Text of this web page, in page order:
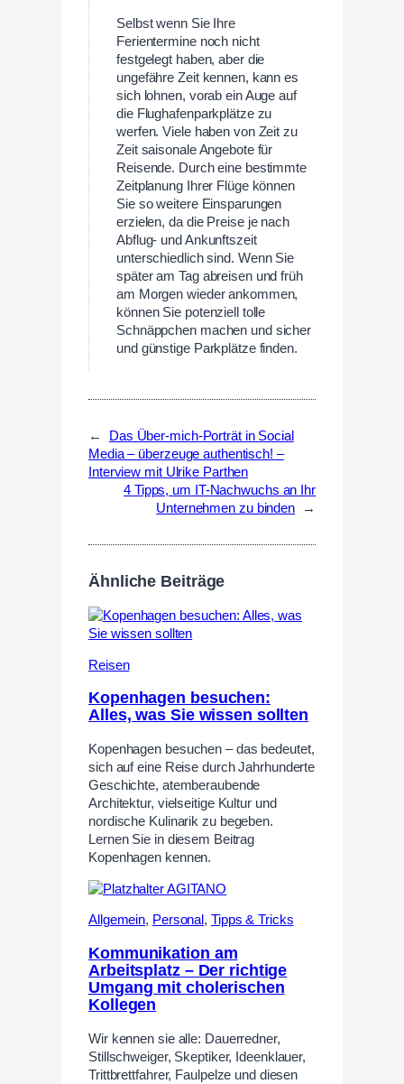
Selbst wenn Sie Ihre
Ferientermine noch nicht
festgelegt haben, aber die
ungefähre Zeit kennen, kann es
sich lohnen, vorab ein Auge auf
die Flughafenparkplätze zu
werfen. Viele haben von Zeit zu
Zeit saisonale Angebote für
Reisende. Durch eine bestimmte
Zeitplanung Ihrer Flüge können
Sie so weitere Einsparungen
erzielen, da die Preise je nach
Abflug- und Ankunftszeit
unterschiedlich sind. Wenn Sie
später am Tag abreisen und früh
am Morgen wieder ankommen,
können Sie potenziell tolle
Schnäppchen machen und sicher
und günstige Parkplätze finden.
←
Das Über-mich-Porträt in Social
Media – überzeuge authentisch! –
Interview mit Ulrike Parthen
4 Tipps, um IT-Nachwuchs an Ihr
Unternehmen zu binden
→
Ähnliche Beiträge
Reisen
Kopenhagen besuchen:
Alles, was Sie wissen sollten
Kopenhagen besuchen – das bedeutet,
sich auf eine Reise durch Jahrhunderte
Geschichte, atemberaubende
Architektur, vielseitige Kultur und
nordische Kulinarik zu begeben.
Lernen Sie in diesem Beitrag
Kopenhagen kennen.
Allgemein, Personal, Tipps & Tricks
Kommunikation am
Arbeitsplatz – Der richtige
Umgang mit cholerischen
Kollegen
Wir kennen sie alle: Dauerredner,
Stillschweiger, Skeptiker, Ideenklauer,
Trittbrettfahrer, Faulpelze und diesen